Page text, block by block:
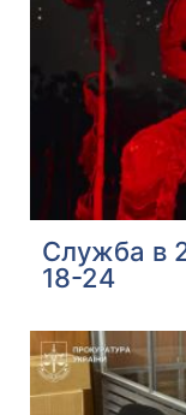
Служба в
18-24